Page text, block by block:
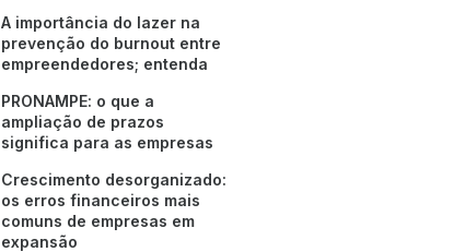
A importância do lazer na
prevenção do burnout entre
empreendedores; entenda
PRONAMPE: o que a
ampliação de prazos
significa para as empresas
Crescimento desorganizado:
os erros financeiros mais
comuns de empresas em
expansão